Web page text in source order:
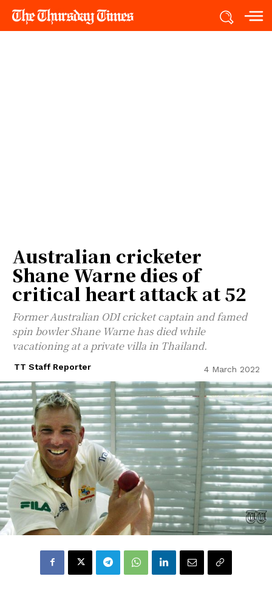
Australian cricketer
Shane Warne dies of
critical heart attack at 52
Former Australian ODI cricket captain and famed
spin bowler Shane Warne has died while
vacationing at a private villa in Thailand.
4 March 2022
TT Staff Reporter